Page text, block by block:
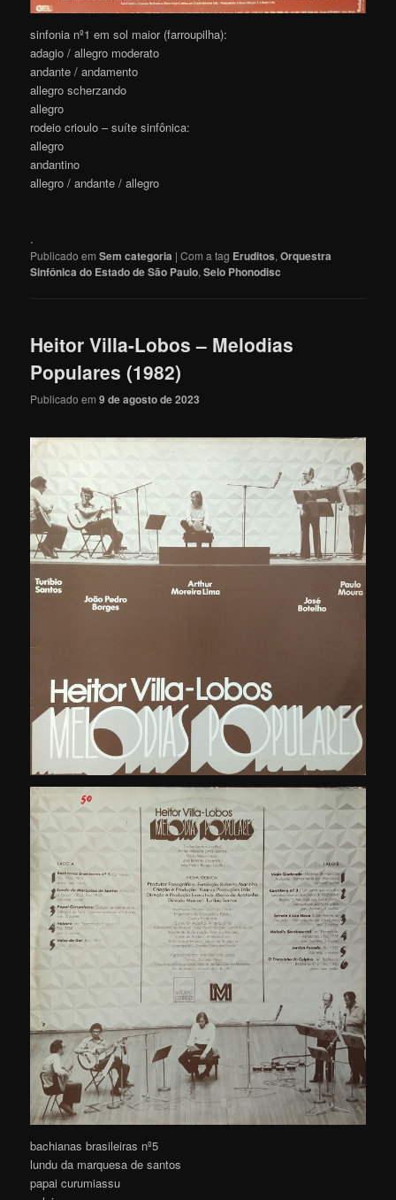
sinfonia nº1 em sol maior (farroupilha):
adagio / allegro moderato
andante / andamento
allegro scherzando
allegro
rodeio crioulo – suíte sinfônica:
allegro
andantino
allegro / andante / allegro
.
Publicado em Sem categoria |Com a tag Eruditos,Orquestra
Sinfônica do Estado de São Paulo,Selo Phonodisc
Heitor Villa-Lobos – Melodias
Populares (1982)
Publicado em9 de agosto de 2023
bachianas brasileiras nº5
lundu da marquesa de santos
papai curumiassu